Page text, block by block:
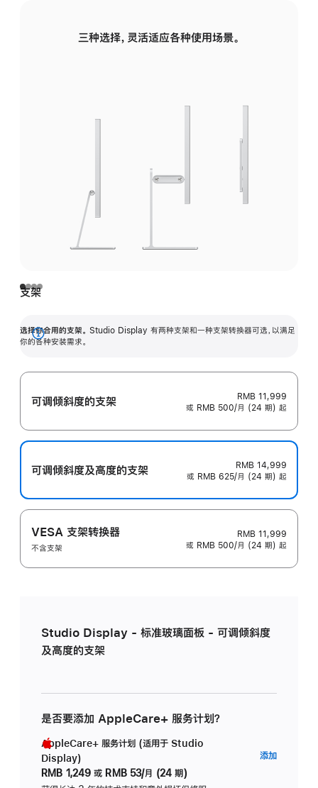
三种选择，灵活适应各种使用场景。
支架
选择你合用的支架。 Studio Display 有两种支架和一种支架转换器可选，以满足
你的各种安装需求。
展
可调倾斜度的支架
RMB 11,999
或 RMB 500/月 (24 期) 起
可调倾斜度及高‍度的支‍架
RMB 14,999
或 RMB 625/月 (24 期) 起
VESA 支架转换器
不含支架
RMB 11,999
或 RMB 500/月 (24 期) 起
Studio Display - 标准玻璃面板 - 可调倾斜度
及高度的支架
是否要添加 AppleCare+ 服务计划？
AppleCare+ 服务计划 (适用于 Studio
Display)
RMB 1,249 或 RMB 53/月 (24 期)
添加